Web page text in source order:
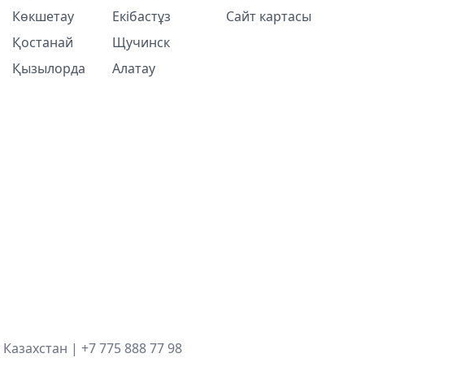
Көкшетау
Қостанай
Қызылорда
Екібастұз
Щучинск
Алатау
Сайт картасы
| +7 775 888 77 98